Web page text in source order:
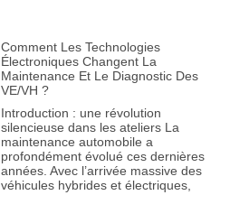
Comment Les Technologies
Électroniques Changent La
Maintenance Et Le Diagnostic Des
VE/VH ?
Introduction : une révolution
silencieuse dans les ateliers La
maintenance automobile a
profondément évolué ces dernières
années. Avec l’arrivée massive des
véhicules hybrides et électriques,